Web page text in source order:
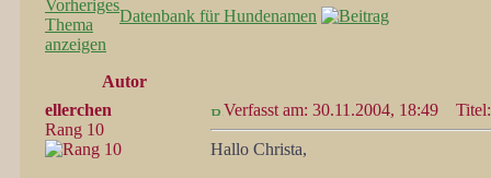
Datenbank für Hundenamen
Autor
ellerchen
Rang 10
Verfasst am: 30.11.2004, 18:49 Titel:
Hallo Christa,